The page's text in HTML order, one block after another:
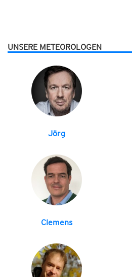
UNSERE METEOROLOGEN
Jörg
Clemens